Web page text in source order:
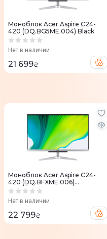
Моноблок Acer Aspire C24-
420 (DQ.BG5ME.004) Black
Нет в наличии
21 699₴
Моноблок Acer Aspire C24-
420 (DQ.BFXME.006)
Black/Silver
Нет в наличии
22 799₴